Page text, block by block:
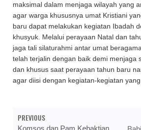
maksimal dalam menjaga wilayah yang
agar warga khususnya umat Kristiani
baru dapat melakukan kegiatan Ibadah
khusyuk. Melalui perayaan Natal dan
jaga tali silaturahmi antar umat
telah terjalin dengan baik demi menjaga
dan khusus saat perayaan tahun baru
agar diisi dengan kegiatan-kegiatan
PREVIOUS